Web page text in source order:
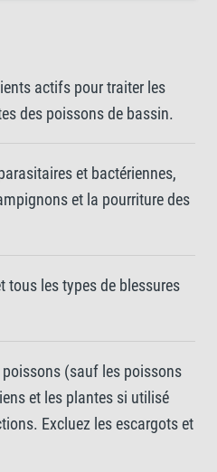
actifs pour traiter les
des poissons de bassin.
et bactériennes,
et la pourriture des
tous les types de blessures
(sauf les poissons
et les plantes si utilisé
Excluez les escargots et